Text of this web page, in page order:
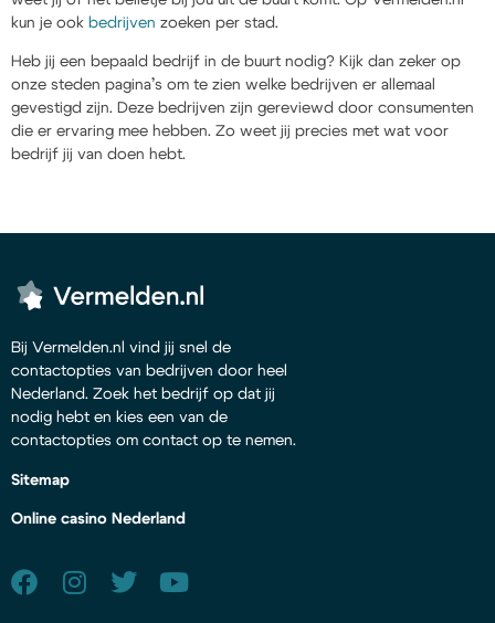
kun je ook bedrijven zoeken per stad.
Heb jij een bepaald bedrijf in de buurt nodig? Kijk dan zeker op
onze steden pagina’s om te zien welke bedrijven er allemaal
gevestigd zijn. Deze bedrijven zijn gereviewd door consumenten
die er ervaring mee hebben. Zo weet jij precies met wat voor
bedrijf jij van doen hebt.
Bij Vermelden.nl vind jij snel de
contactopties van bedrijven door heel
Nederland. Zoek het bedrijf op dat jij
nodig hebt en kies een van de
contactopties om contact op te nemen.
Sitemap
Online casino Nederland